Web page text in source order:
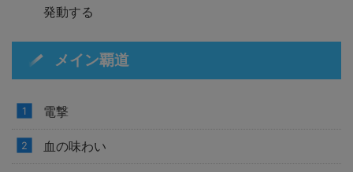
発動する
メイン覇道
電撃
血の味わい